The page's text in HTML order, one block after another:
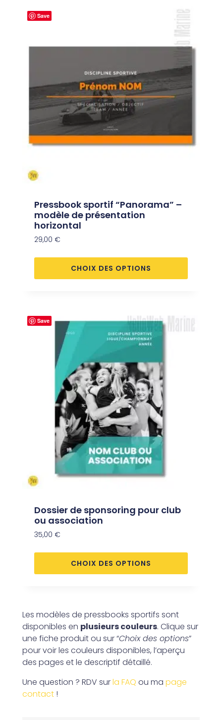
Save
Pressbook sportif “Panorama” –
modèle de présentation
horizontal
29,00 €
CHOIX DES OPTIONS
Save
Dossier de sponsoring pour club
ou association
35,00 €
CHOIX DES OPTIONS
Les modèles de pressbooks sportifs sont
disponibles en plusieurs couleurs. Clique sur
une fiche produit ou sur “Choix des options”
pour voir les couleurs disponibles, l’aperçu
des pages et le descriptif détaillé.
Une question ? RDV surla FAQ ou ma page
contact!